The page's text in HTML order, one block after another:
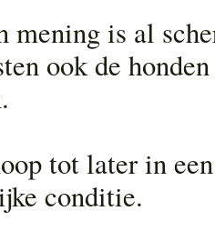
mening is al
ook de
tot later in
conditie.